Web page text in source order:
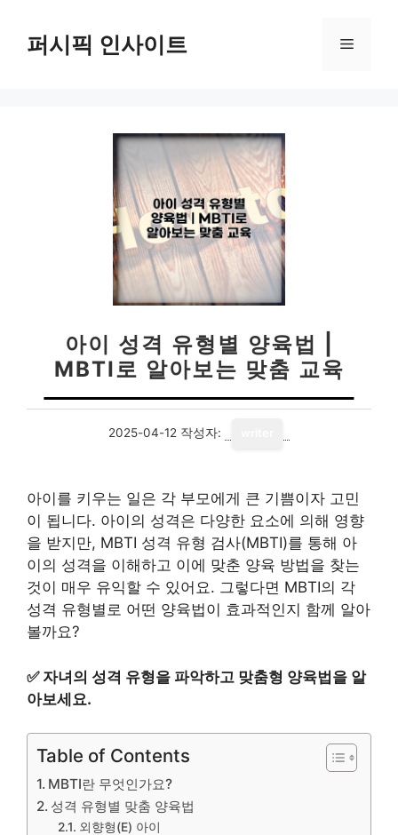
퍼시픽 인사이트 메
아이 성격 유형별 양육법 |
MBTI로 알아보는 맞춤 교육
2025-04-12 작성자:
아이를 키우는 일은 각 부모에게 큰 기쁨이자 고민
이 됩니다. 아이의 성격은 다양한 요소에 의해 영향
을 받지만, MBTI 성격 유형 검사(MBTI)를 통해 아
이의 성격을 이해하고 이에 맞춘 양육 방법을 찾는
것이 매우 유익할 수 있어요. 그렇다면 MBTI의 각
성격 유형별로 어떤 양육법이 효과적인지 함께 알아
볼까요?
✅ 자녀의 성격 유형을 파악하고 맞춤형 양육법을 알
아보세요.
Table of Contents
MBTI란 무엇인가요?
성격 유형별 맞춤 양육법
외향형(E) 아이